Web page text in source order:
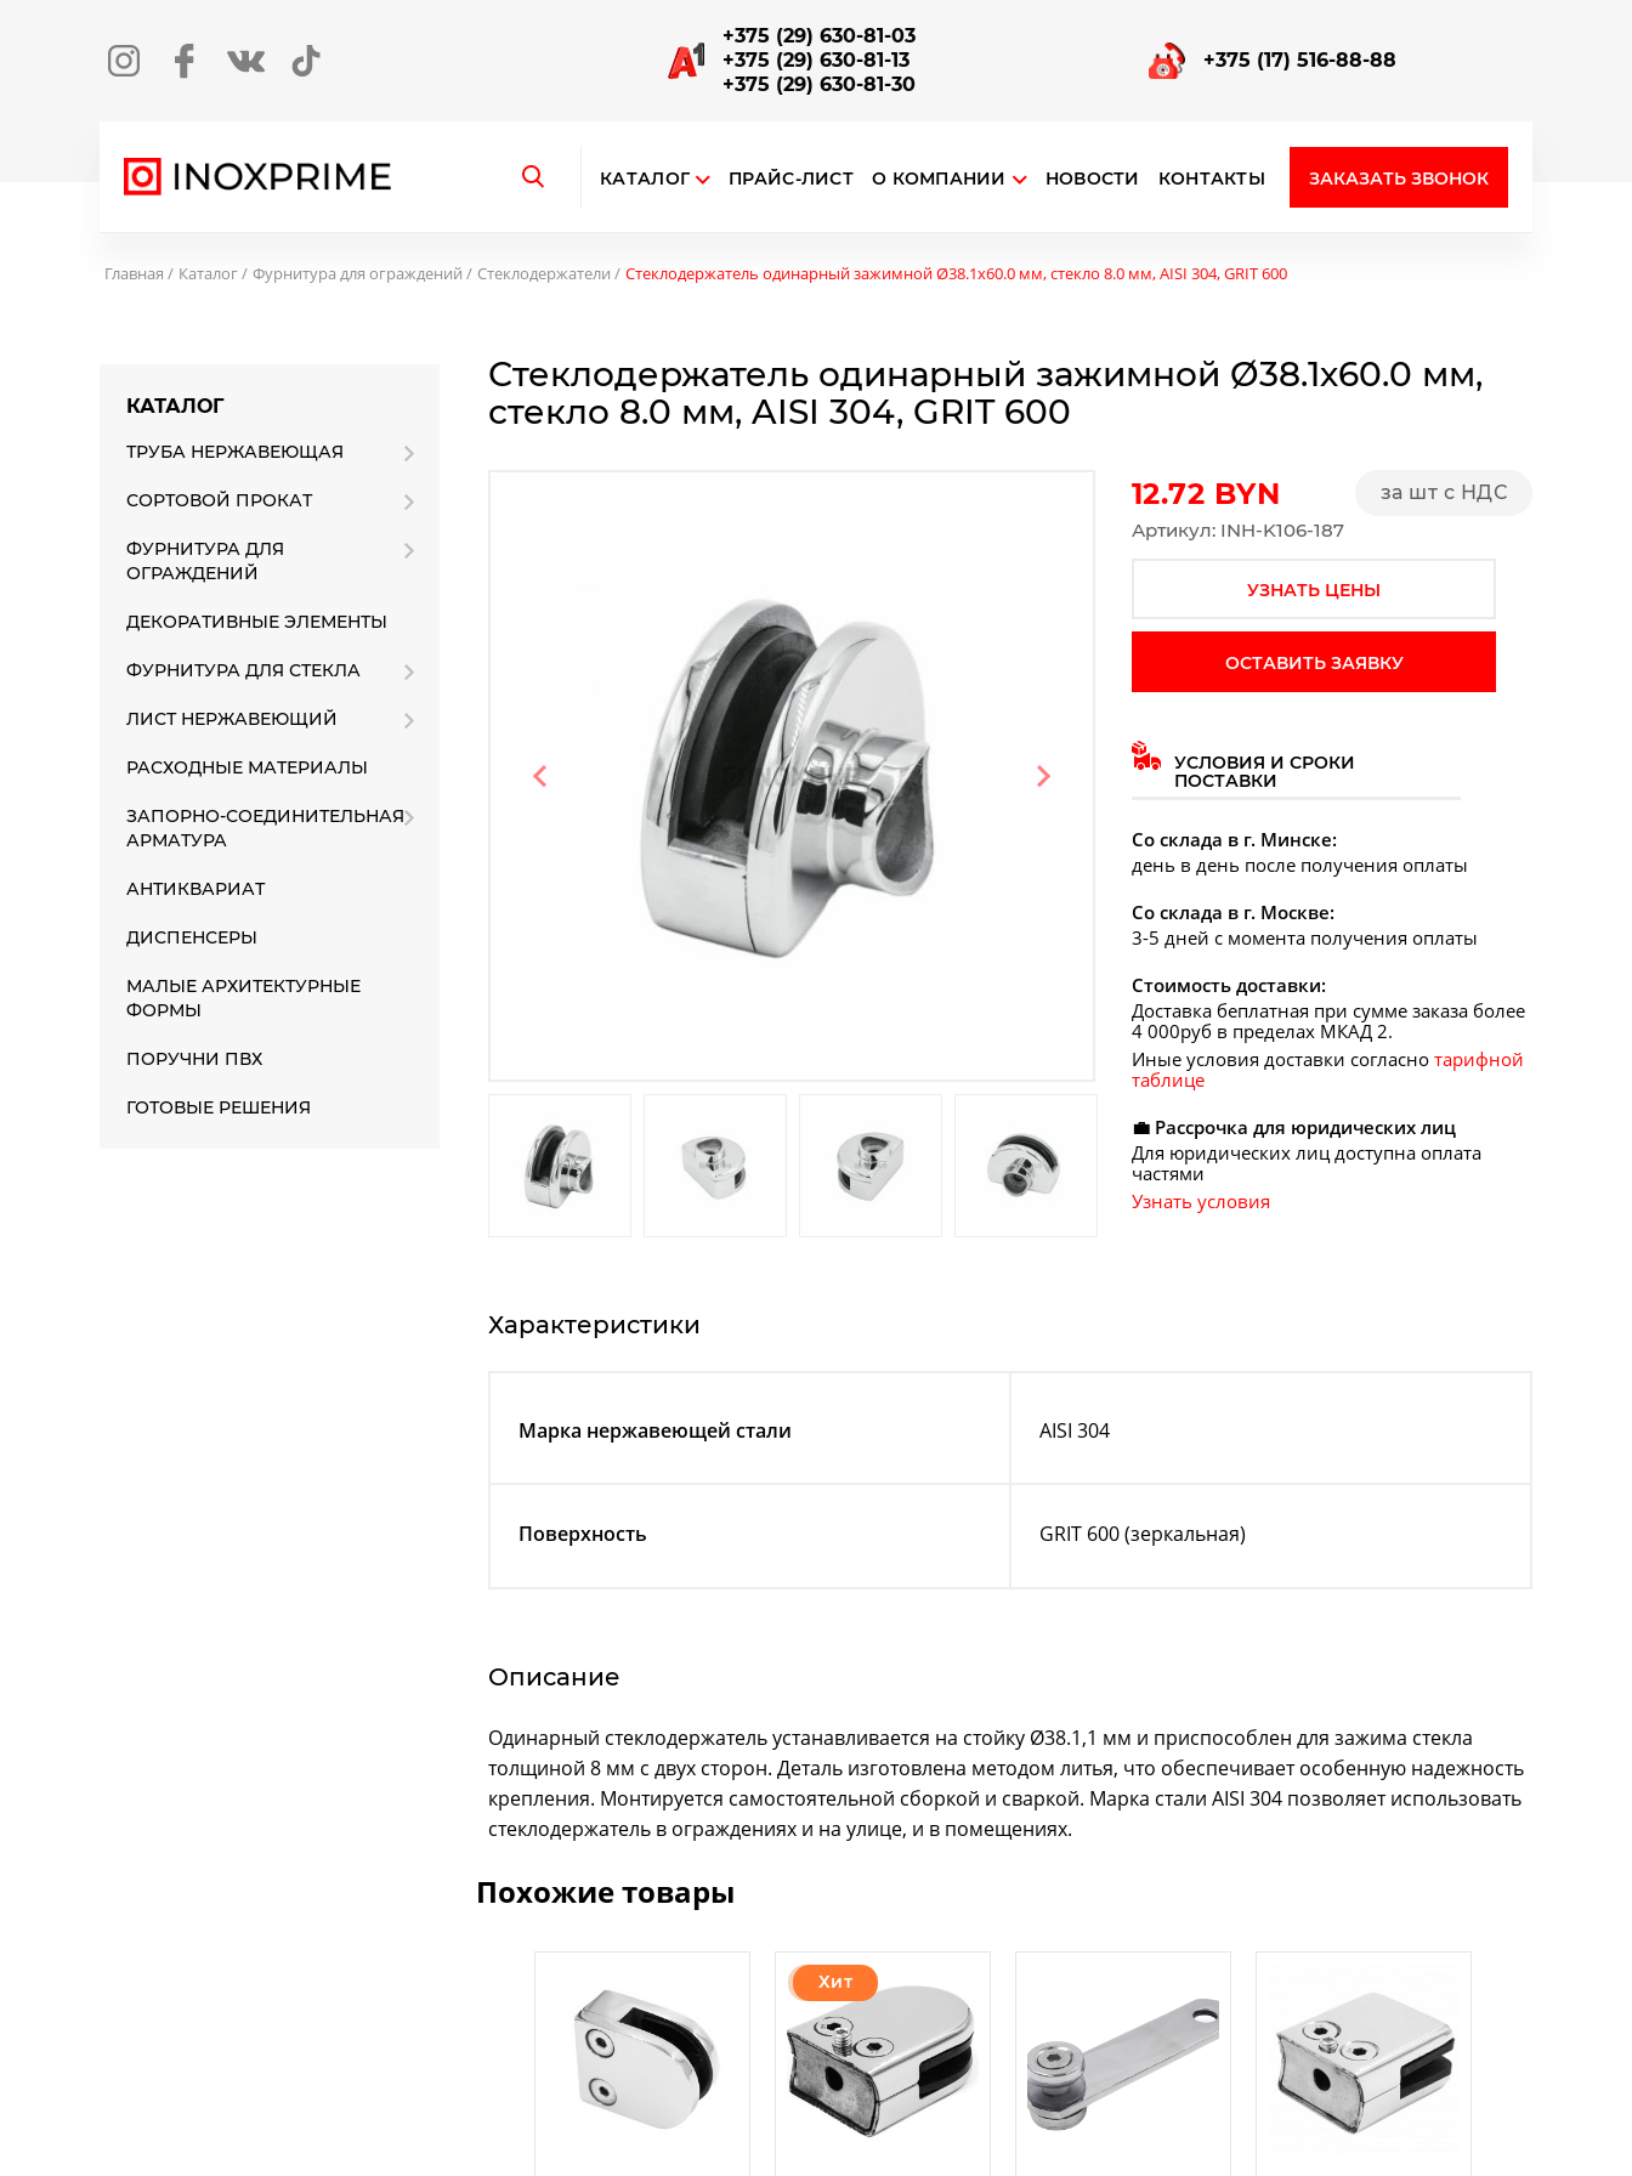
InstagramFacebookВконтакте
TikTok
+375 (29) 630-81-03
+375 (29) 630-81-13
+375 (29) 630-81-30
+375 (17) 516-88-88
Открыть поиск
КАТАЛОГ ПРАЙС-ЛИСТ О КОМПАНИИ НОВОСТИ КОНТАКТЫ ЗАКАЗАТЬ ЗВОНОК
Главная Каталог Фурнитура для ограждений Стеклодержатели Стеклодержатель одинарный зажимной Ø38.1х60.0 мм, стекло 8.0 мм, AISI 304, GRIT 600
КАТАЛОГ
ТРУБА НЕРЖАВЕЮЩАЯ
СОРТОВОЙ ПРОКАТ
ФУРНИТУРА ДЛЯ
ОГРАЖДЕНИЙ
ДЕКОРАТИВНЫЕ ЭЛЕМЕНТЫ
ФУРНИТУРА ДЛЯ СТЕКЛА
ЛИСТ НЕРЖАВЕЮЩИЙ
РАСХОДНЫЕ МАТЕРИАЛЫ
ЗАПОРНО-СОЕДИНИТЕЛЬНАЯ
АРМАТУРА
АНТИКВАРИАТ
ДИСПЕНСЕРЫ
МАЛЫЕ АРХИТЕКТУРНЫЕ
ФОРМЫ
ПОРУЧНИ ПВХ
ГОТОВЫЕ РЕШЕНИЯ
Стеклодержатель одинарный зажимной Ø38.1х60.0 мм,
стекло 8.0 мм, AISI 304, GRIT 600
Предыдущий слайд Следующий слайд
12.72 BYN
за шт с НДС
Артикул: INH-K106-187
УЗНАТЬ ЦЕНЫ
ОСТАВИТЬ ЗАЯВКУ
УСЛОВИЯ И СРОКИ
ПОСТАВКИ
Со склада в г. Минске:
день в день после получения оплаты
Со склада в г. Москве:
3-5 дней с момента получения оплаты
Стоимость доставки:
Доставка беплатная при сумме заказа более
4 000руб в пределах МКАД 2.
Иные условия доставки согласно тарифной
таблице
💼 Рассрочка для юридических лиц
Для юридических лиц доступна оплата
частями
Узнать условия
Характеристики
Марка нержавеющей стали AISI 304
Поверхность GRIT 600 (зеркальная)
Описание
Одинарный стеклодержатель устанавливается на стойку Ø38.1,1 мм и приспособлен для зажима стекла
толщиной 8 мм с двух сторон. Деталь изготовлена методом литья, что обеспечивает особенную надежность
крепления. Монтируется самостоятельной сборкой и сваркой. Марка стали AISI 304 позволяет использовать
стеклодержатель в ограждениях и на улице, и в помещениях.
Похожие товары
Хит